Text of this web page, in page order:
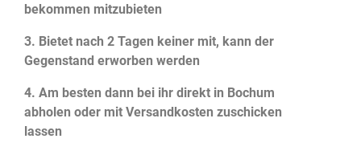
bekommen mitzubieten
3. Bietet nach 2 Tagen keiner mit, kann der
Gegenstand erworben werden
4. Am besten dann bei ihr direkt in Bochum
abholen oder mit Versandkosten zuschicken
lassen